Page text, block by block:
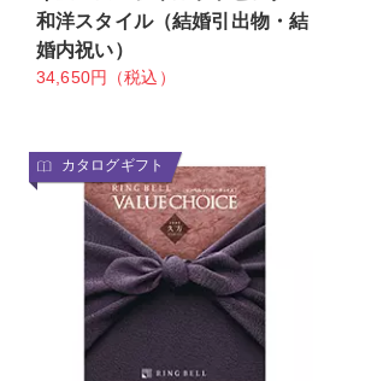
和洋スタイル（結婚引出物・結
婚内祝い）
34,650円（税込）
カタログギフト